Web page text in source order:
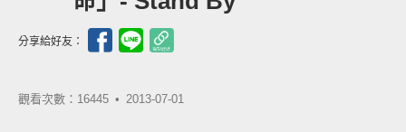
分享給好友：
觀看次數：16445 • 2013-07-01